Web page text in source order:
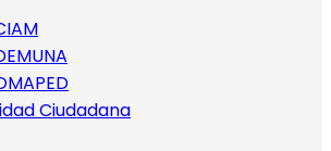
Ciudadana